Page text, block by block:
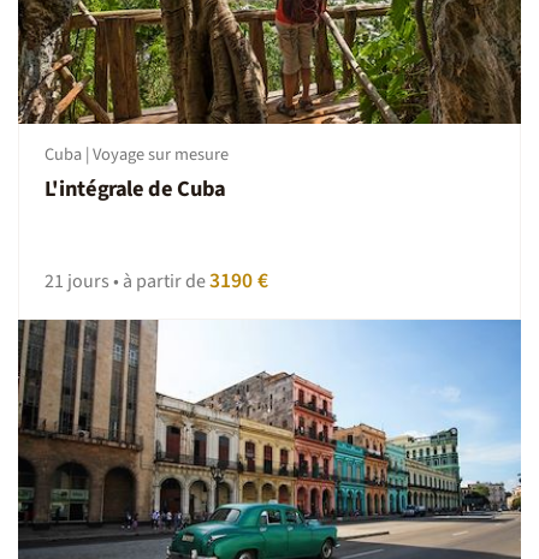
Cuba | Voyage sur mesure
L'intégrale de Cuba
21 jours • à partir de3190 €